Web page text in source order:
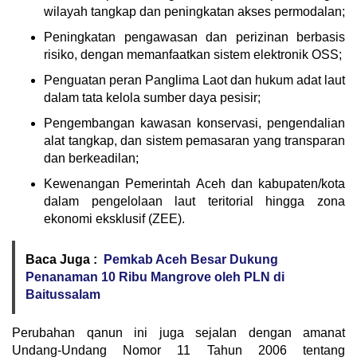
wilayah tangkap dan peningkatan akses permodalan;
Peningkatan pengawasan dan perizinan berbasis
risiko, dengan memanfaatkan sistem elektronik OSS;
Penguatan peran Panglima Laot dan hukum adat laut
dalam tata kelola sumber daya pesisir;
Pengembangan kawasan konservasi, pengendalian
alat tangkap, dan sistem pemasaran yang transparan
dan berkeadilan;
Kewenangan Pemerintah Aceh dan kabupaten/kota
dalam pengelolaan laut teritorial hingga zona
ekonomi eksklusif (ZEE).
Baca Juga :
Pemkab Aceh Besar Dukung
Penanaman 10 Ribu Mangrove oleh PLN di
Baitussalam
Perubahan qanun ini juga sejalan dengan amanat
Undang-Undang Nomor 11 Tahun 2006 tentang